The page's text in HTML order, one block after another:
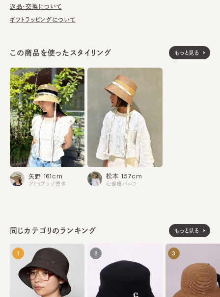
り上げてくれます。
■お手入れ方法
まっすぐ引き出してください。逆向きに引っ張るとスベリを破損する
可能性がございます。）
※天然素材の為、草の太さや色の出方・シルエットに多少の個体
差があります。
素材
本体：麦100%
飾り部分：レーヨン100%
部分：綿100%
生産国 made in JAPAN
返品・交換について
ギフトラッピングについて
同じカテゴリのランキング もっと見る
1 2 3
この商品を使ったスタイリング もっと見る
矢野 161cm
アミュプラザ博多
松本 157cm
心斎橋パルコ